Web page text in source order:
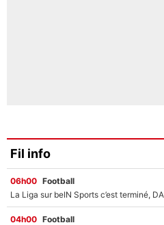
Fil info
06h00 Football
04h00 Football